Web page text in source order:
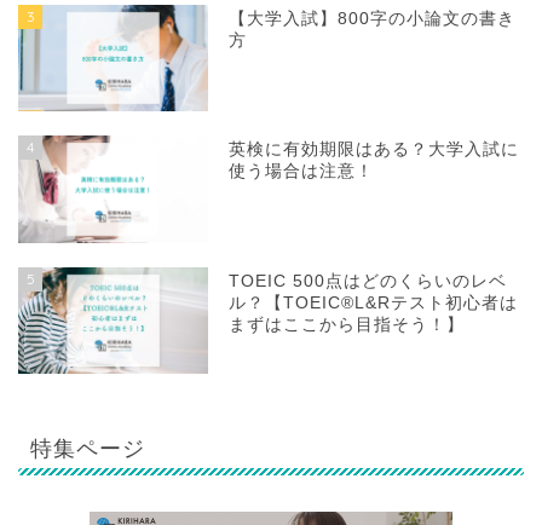
3
【大学入試】800字の小論文の書き
方
4
英検に有効期限はある？大学入試に
使う場合は注意！
5
TOEIC 500点はどのくらいのレベ
ル？【TOEIC®L&Rテスト初心者は
まずはここから目指そう！】
特集ページ